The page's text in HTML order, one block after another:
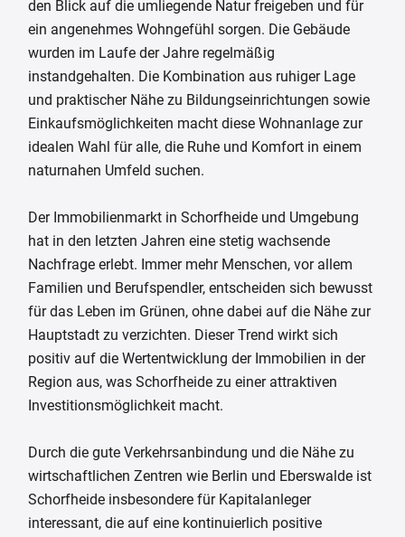
den Blick auf die umliegende Natur freigeben und für
ein angenehmes Wohngefühl sorgen. Die Gebäude
wurden im Laufe der Jahre regelmäßig
instandgehalten. Die Kombination aus ruhiger Lage
und praktischer Nähe zu Bildungseinrichtungen sowie
Einkaufsmöglichkeiten macht diese Wohnanlage zur
idealen Wahl für alle, die Ruhe und Komfort in einem
naturnahen Umfeld suchen.
Der Immobilienmarkt in Schorfheide und Umgebung
hat in den letzten Jahren eine stetig wachsende
Nachfrage erlebt. Immer mehr Menschen, vor allem
Familien und Berufspendler, entscheiden sich bewusst
für das Leben im Grünen, ohne dabei auf die Nähe zur
Hauptstadt zu verzichten. Dieser Trend wirkt sich
positiv auf die Wertentwicklung der Immobilien in der
Region aus, was Schorfheide zu einer attraktiven
Investitionsmöglichkeit macht.
Durch die gute Verkehrsanbindung und die Nähe zu
wirtschaftlichen Zentren wie Berlin und Eberswalde ist
Schorfheide insbesondere für Kapitalanleger
interessant, die auf eine kontinuierlich positive